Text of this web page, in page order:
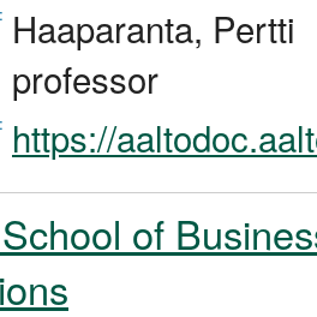
Haaparanta, Pertti
professor
https://
of